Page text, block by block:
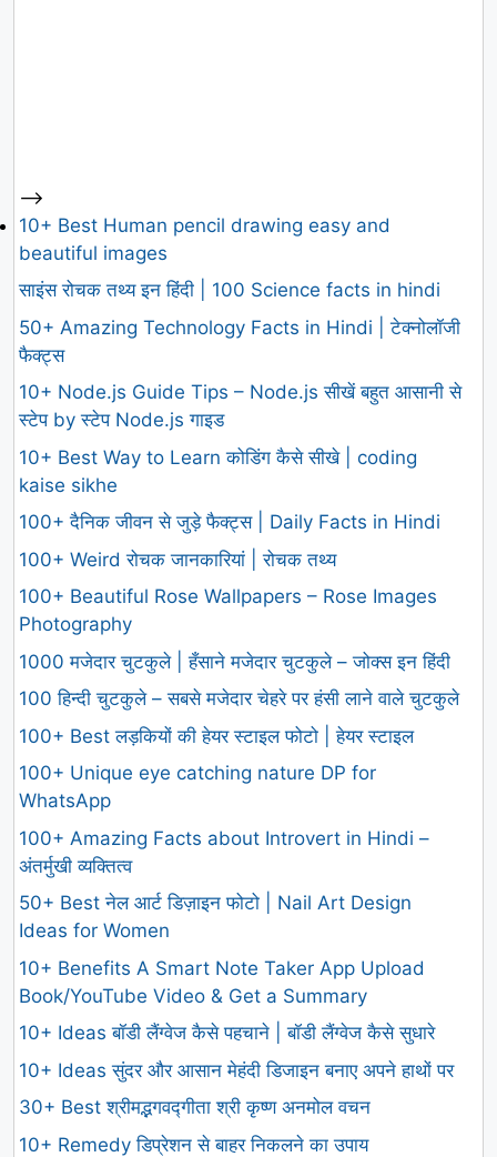
-->
10+ Best Human pencil drawing easy and
beautiful images
साइंस रोचक तथ्य इन हिंदी | 100 Science facts in hindi
50+ Amazing Technology Facts in Hindi | टेक्नोलॉजी
फैक्ट्स
10+ Node.js Guide Tips – Node.js सीखें बहुत आसानी से
स्टेप by स्टेप Node.js गाइड
10+ Best Way to Learn कोडिंग कैसे सीखे | coding
kaise sikhe
100+ दैनिक जीवन से जुड़े फैक्ट्स | Daily Facts in Hindi
100+ Weird रोचक जानकारियां | रोचक तथ्य
100+ Beautiful Rose Wallpapers – Rose Images
Photography
1000 मजेदार चुटकुले | हँसाने मजेदार चुटकुले – जोक्स इन हिंदी
100 हिन्दी चुटकुले – सबसे मजेदार चेहरे पर हंसी लाने वाले चुटकुले
100+ Best लड़कियों की हेयर स्टाइल फोटो | हेयर स्टाइल
100+ Unique eye catching nature DP for
WhatsApp
100+ Amazing Facts about Introvert in Hindi –
अंतर्मुखी व्यक्तित्व
50+ Best नेल आर्ट डिज़ाइन फोटो | Nail Art Design
Ideas for Women
10+ Benefits A Smart Note Taker App Upload
Book/YouTube Video & Get a Summary
10+ Ideas बॉडी लैंग्वेज कैसे पहचाने | बॉडी लैंग्वेज कैसे सुधारे
10+ Ideas सुंदर और आसान मेहंदी डिजाइन बनाए अपने हाथों पर
30+ Best श्रीमद्भगवद्गीता श्री कृष्ण अनमोल वचन
10+ Remedy डिप्रेशन से बाहर निकलने का उपाय